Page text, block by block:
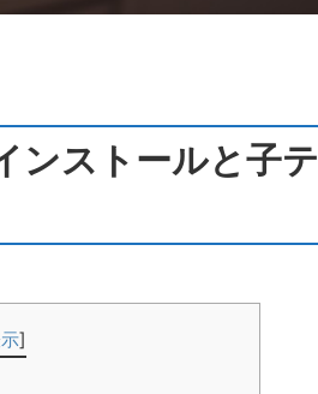
ンストールと子テ
]